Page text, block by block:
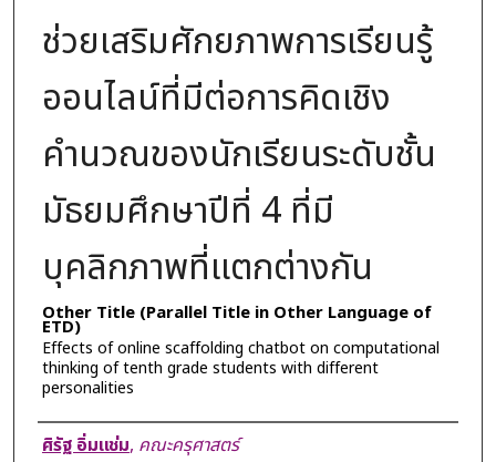
ช่วยเสริมศักยภาพการเรียนรู้
ออนไลน์ที่มีต่อการคิดเชิง
คำนวณของนักเรียนระดับชั้น
มัธยมศึกษาปีที่ 4 ที่มี
บุคลิกภาพที่แตกต่างกัน
Other Title (Parallel Title in Other Language of
ETD)
Effects of online scaffolding chatbot on computational
thinking of tenth grade students with different
personalities
Author
ศิรัฐ อิ่มแช่ม, คณะครุศาสตร์